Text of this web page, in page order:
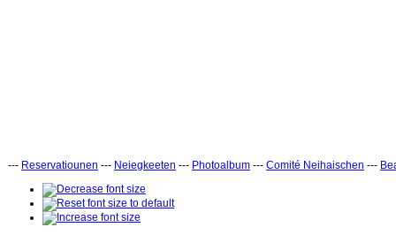
--- Reservatiounen --- Neiegkeeten --- Photoalbum --- Comité Neihaischen ---